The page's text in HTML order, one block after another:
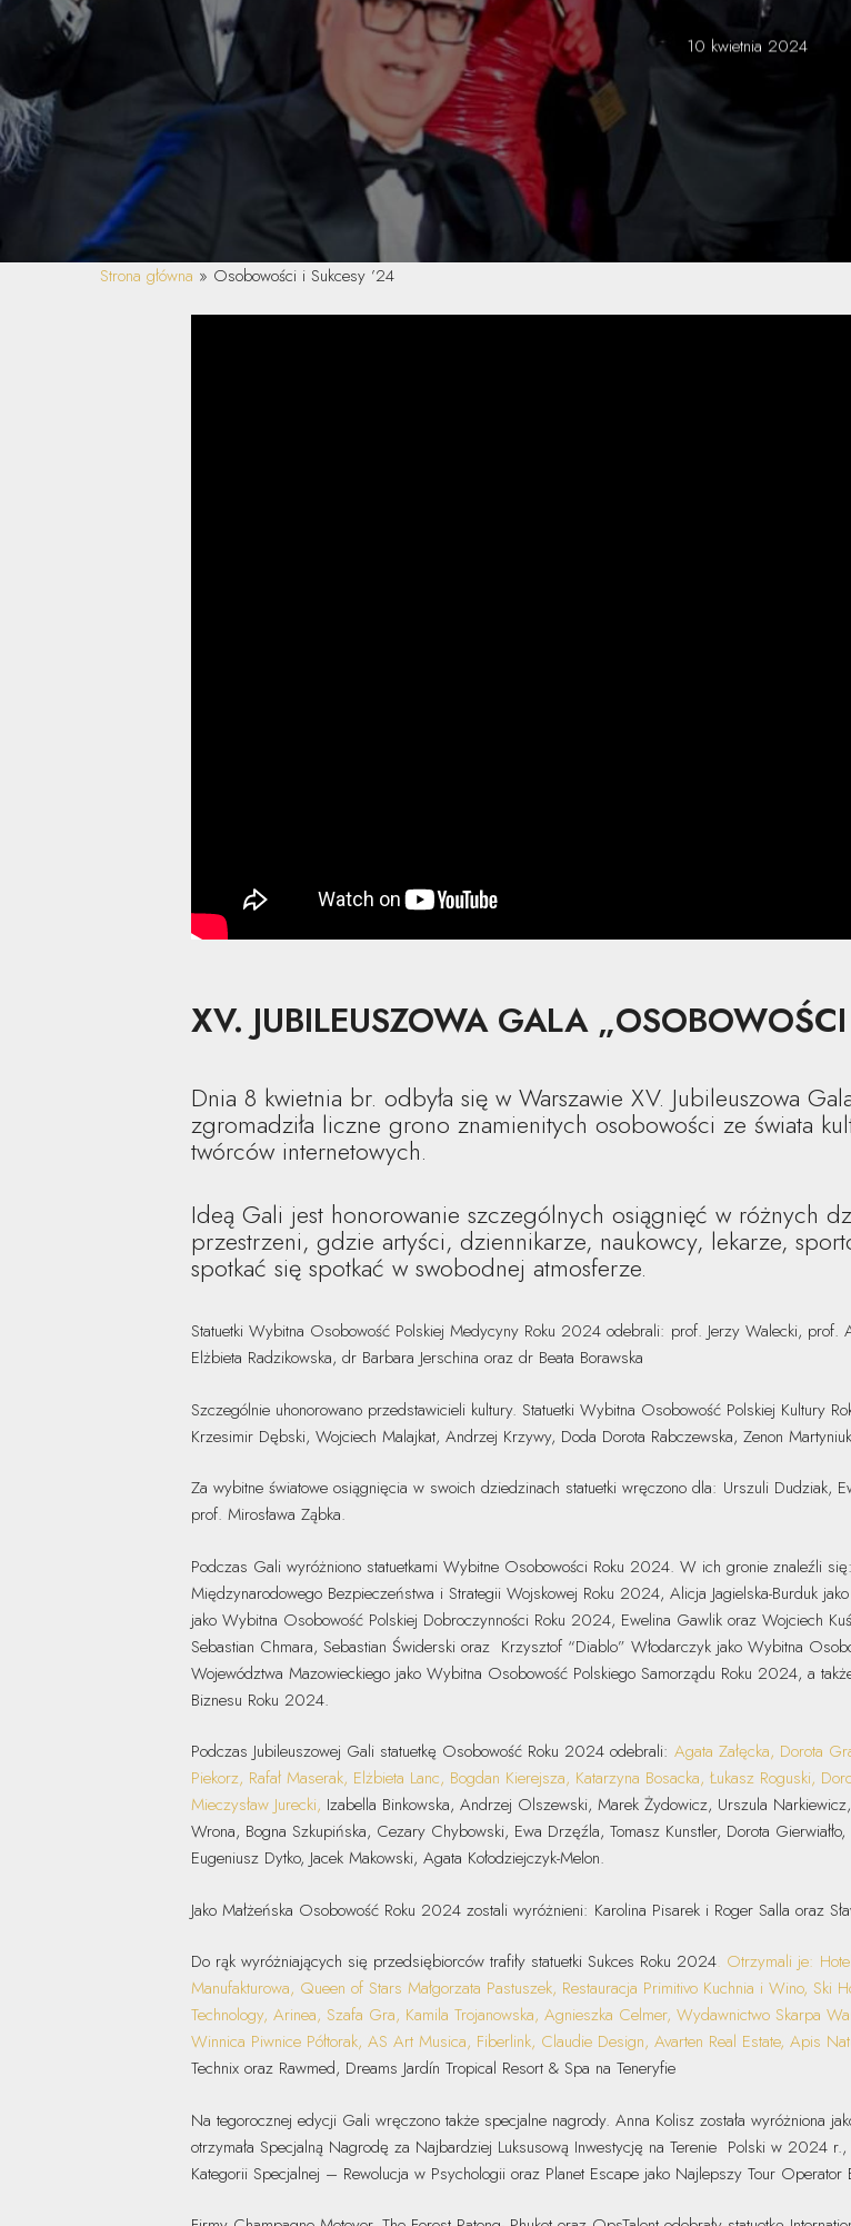
10 kwietnia 2024
Strona główna » Osobowości i Sukcesy ’24
XV. JUBILEUSZOWA GALA
Dnia 8 kwietnia br. odbyła się w Warszawie XV. Jubileuszowa
zgromadziła liczne grono znamienitych osobowości ze świata
twórców internetowych.
Ideą Gali jest honorowanie szczególnych osiągnięć w różnych
przestrzeni, gdzie artyści, dziennikarze, naukowcy, lekarze,
spotkać się spotkać w swobodnej atmosferze.
Statuetki Wybitna Osobowość Polskiej Medycyny Roku 2024 odebrali: prof. Jerzy Walecki,
Elżbieta Radzikowska, dr Barbara Jerschina oraz dr Beata Borawska
Szczególnie uhonorowano przedstawicieli kultury. Statuetki Wybitna Osobowość Polskiej Kultury
Krzesimir Dębski, Wojciech Malajkat, Andrzej Krzywy, Doda Dorota Rabczewska, Zenon
Za wybitne światowe osiągnięcia w swoich dziedzinach statuetki wręczono dla: Urszuli Dudziak,
prof. Mirosława Ząbka.
Podczas Gali wyróżniono statuetkami Wybitne Osobowości Roku 2024. W ich gronie znaleźli
Międzynarodowego Bezpieczeństwa i Strategii Wojskowej Roku 2024, Alicja Jagielska-Burduk
jako Wybitna Osobowość Polskiej Dobroczynności Roku 2024, Ewelina Gawlik oraz Wojciech
Sebastian Chmara, Sebastian Świderski oraz Krzysztof “Diablo” Włodarczyk jako Wybitna
Województwa Mazowieckiego jako Wybitna Osobowość Polskiego Samorządu Roku 2024, a
Biznesu Roku 2024.
Podczas Jubileuszowej Gali statuetkę Osobowość Roku 2024 odebrali:Agata Załęcka, Dorota
Piekorz, Rafał Maserak, Elżbieta Lanc, Bogdan Kierejsza, Katarzyna Bosacka, Łukasz Roguski,
Mieczysław Jurecki, Izabella Binkowska, Andrzej Olszewski, Marek Żydowicz, Urszula
Wrona, Bogna Szkupińska, Cezary Chybowski, Ewa Drzęźla, Tomasz Kunstler, Dorota
Eugeniusz Dytko, Jacek Makowski, Agata Kołodziejczyk-Melon.
Jako Małżeńska Osobowość Roku 2024 zostali wyróżnieni: Karolina Pisarek i Roger Salla oraz
Do rąk wyróżniających się przedsiębiorców trafiły statuetki Sukces Roku 2024. Otrzymali je:
Manufakturowa, Queen of Stars Małgorzata Pastuszek, Restauracja Primitivo Kuchnia i Wino, Ski
Technology, Arinea, Szafa Gra, Kamila Trojanowska, Agnieszka Celmer, Wydawnictwo Skarpa
Winnica Piwnice Półtorak, AS Art Musica, Fiberlink, Claudie Design, Avarten Real Estate, Apis
Technix oraz Rawmed, Dreams Jardín Tropical Resort & Spa na Teneryfie
Na tegorocznej edycji Gali wręczono także specjalne nagrody. Anna Kolisz została wyróżniona
otrzymała Specjalną Nagrodę za Najbardziej Luksusową Inwestycję na Terenie Polski w 2024
Kategorii Specjalnej – Rewolucja w Psychologii oraz Planet Escape jako Najlepszy Tour